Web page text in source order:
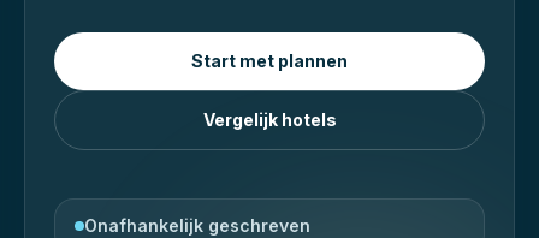
Start met plannen
Vergelijk hotels
Onafhankelijk geschreven